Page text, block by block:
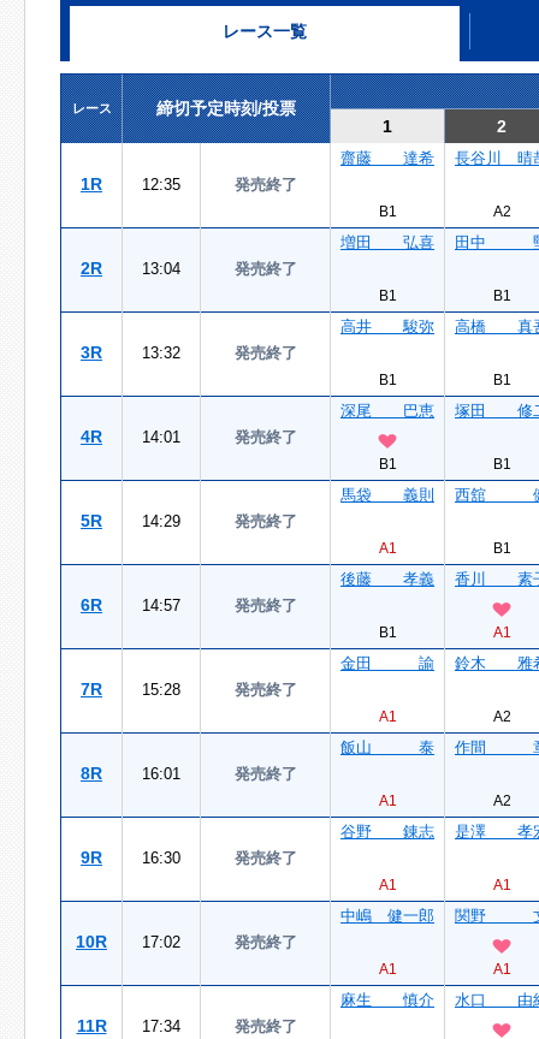
レース一覧
レース
締切予定時刻/投票
1
2
1R 12:35 発売終了
齋藤 達希
B1
長谷川 晴
A2
2R 13:04 発売終了
増田 弘喜
B1
田中
B1
3R 13:32 発売終了
高井 駿弥
B1
高橋 真
B1
4R 14:01 発売終了
深尾 巴恵
B1
塚田 修
B1
5R 14:29 発売終了
馬袋 義則
A1
西舘
B1
6R 14:57 発売終了
後藤 孝義
B1
香川 素
A1
7R 15:28 発売終了
金田 諭
A1
鈴木 雅
A2
8R 16:01 発売終了
飯山 泰
A1
作間
A2
9R 16:30 発売終了
谷野 錬志
A1
是澤 孝
A1
10R 17:02 発売終了
中嶋 健一郎
A1
関野
A1
11R 17:34 発売終了
麻生 慎介 水口 由